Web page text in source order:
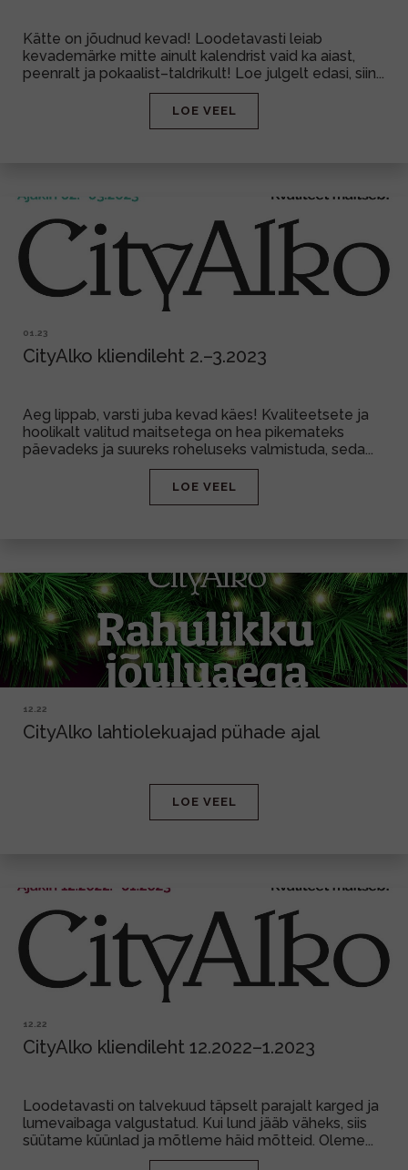
PIIRITUSJOOK
Kätte on jõudnud kevad! Loodetavasti leiab
kevademärke mitte ainult kalendrist vaid ka aiast,
peenralt ja pokaalist–taldrikult! Loe julgelt edasi, siin...
LOE VEEL
01.23
CityAlko kliendileht 2.–3.2023
Aeg lippab, varsti juba kevad käes! Kvaliteetsete ja
hoolikalt valitud maitsetega on hea pikemateks
päevadeks ja suureks roheluseks valmistuda, seda...
LOE VEEL
12.22
CityAlko lahtiolekuajad pühade ajal
LOE VEEL
12.22
CityAlko kliendileht 12.2022–1.2023
Loodetavasti on talvekuud täpselt parajalt karged ja
lumevaibaga valgustatud. Kui lund jääb väheks, siis
süütame küünlad ja mõtleme häid mõtteid. Oleme...